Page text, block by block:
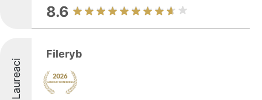
8.6
Laureaci
Fileryb